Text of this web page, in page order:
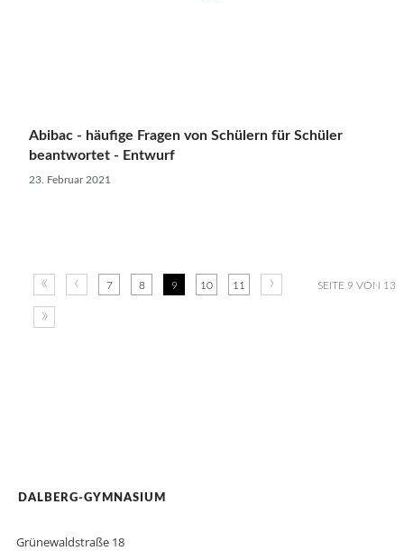
Abibac - häufige Fragen von Schülern für Schüler
beantwortet - Entwurf
23. Februar 2021
SEITE 9 VON 13
« ‹ 7 8 9 10 11
›
»
DALBERG-GYMNASIUM
Grünewaldstraße 18